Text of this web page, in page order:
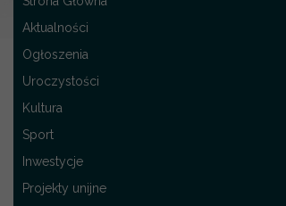
Aktualności
Ogłoszenia
Uroczystości
Kultura
Sport
Inwestycje
Projekty unijne